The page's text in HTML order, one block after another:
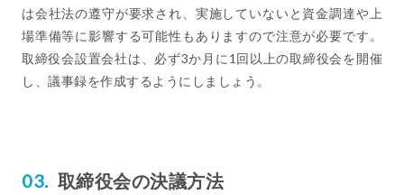
は会社法の遵守が要求され、実施していないと資金調達や上
場準備等に影響する可能性もありますので注意が必要です。
取締役会設置会社は、必ず3か月に1回以上の取締役会を開催
し、議事録を作成するようにしましょう。
取締役会の決議方法